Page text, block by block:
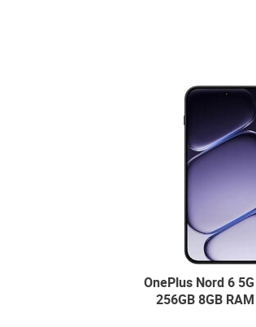
OnePlus Nord 6
256GB 8GB